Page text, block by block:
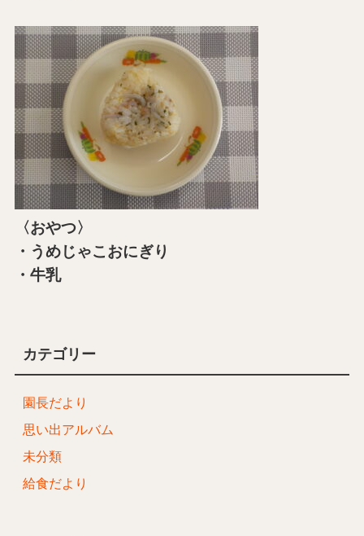
〈おやつ〉
・うめじゃこおにぎり
・牛乳
カテゴリー
園長だより
思い出アルバム
未分類
給食だより